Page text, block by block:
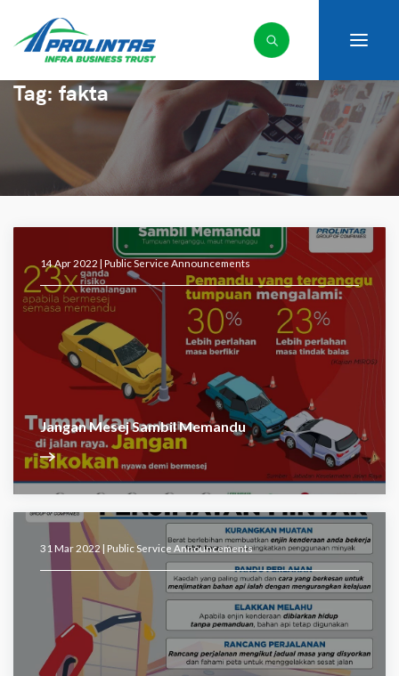
Tag: fakta
14 Apr 2022 | Public Service Announcements
Jangan Mesej Sambil Memandu
31 Mar 2022 | Public Service Announcements